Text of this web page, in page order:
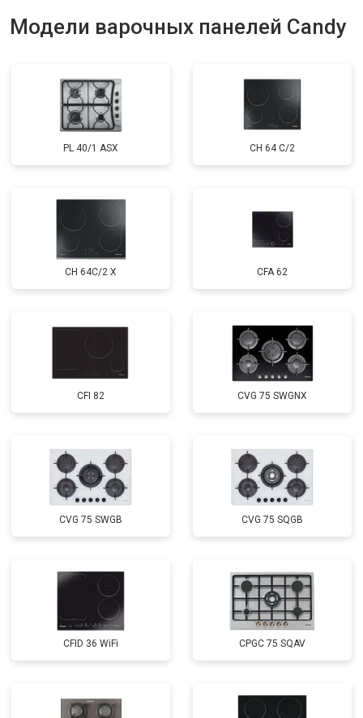
Модели варочных панелей Candy
PL 40/1 ASX CH 64 C/2
CH 64C/2 X CFA 62
CFI 82 CVG 75 SWGNX
CVG 75 SWGB CVG 75 SQGB
CFID 36 WiFi CPGC 75 SQAV